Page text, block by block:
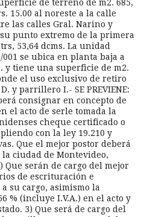
de terreno de m2. 685,
15.00 al noreste a la calle
las calles Gral. Narino y
punto extremo de la primera
53,64 dcms. La unidad
se ubica en planta baja a
y tiene una superficie de m2.
el uso exclusivo de retiro
y parrillero I.- SE PREVIENE:
consignar en concepto de
el acto de serle tomada la
cheque certificado o
con la ley 19.210 y
Que el mejor postor deberá
ciudad de Montevideo,
Que serán de cargo del mejor
de escrituración e
su cargo, asimismo la
% (incluye I.V.A.) en el acto y
3) Que será de cargo del